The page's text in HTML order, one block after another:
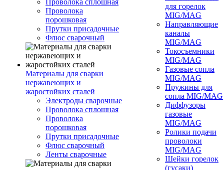
Проволока сплошная
Проволока
порошковая
Прутки присадочные
Флюс сварочный
Материалы для сварки
нержавеющих и
жаростойких сталей
Электроды сварочные
Проволока сплошная
Проволока
порошковая
Прутки присадочные
Флюс сварочный
Ленты сварочные
для горелок
MIG/MAG
Направляющие
каналы
MIG/MAG
Токосъемники
MIG/MAG
Газовые сопла
MIG/MAG
Пружины для
сопла MIG/MAG
Диффузоры
газовые
MIG/MAG
Ролики подачи
проволоки
MIG/MAG
Шейки горелок
(гусаки)